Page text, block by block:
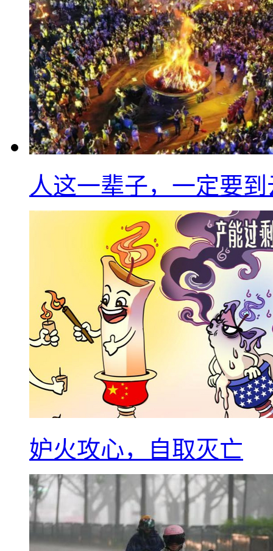
人这一辈子，一定要
妒火攻心，自取灭亡